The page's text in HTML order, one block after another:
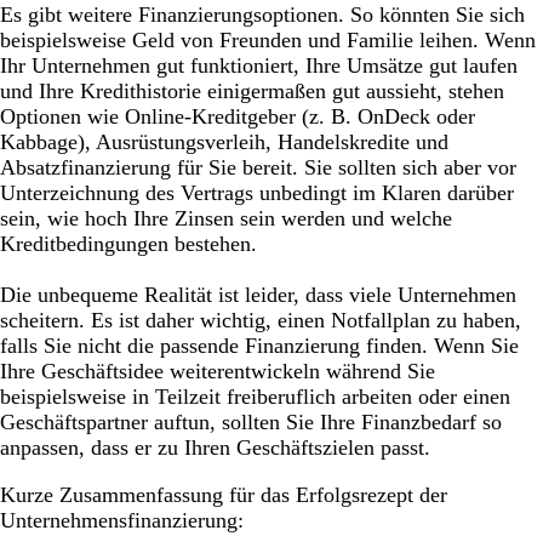
Es gibt weitere Finanzierungsoptionen. So könnten Sie sich
beispielsweise Geld von Freunden und Familie leihen. Wenn
Ihr Unternehmen gut funktioniert, Ihre Umsätze gut laufen
und Ihre Kredithistorie einigermaßen gut aussieht, stehen
Optionen wie Online-Kreditgeber (z. B. OnDeck oder
Kabbage), Ausrüstungsverleih, Handelskredite und
Absatzfinanzierung für Sie bereit. Sie sollten sich aber vor
Unterzeichnung des Vertrags unbedingt im Klaren darüber
sein, wie hoch Ihre Zinsen sein werden und welche
Kreditbedingungen bestehen.
Die unbequeme Realität ist leider, dass viele Unternehmen
scheitern. Es ist daher wichtig, einen Notfallplan zu haben,
falls Sie nicht die passende Finanzierung finden. Wenn Sie
Ihre Geschäftsidee weiterentwickeln während Sie
beispielsweise in Teilzeit freiberuflich arbeiten oder einen
Geschäftspartner auftun, sollten Sie Ihre Finanzbedarf so
anpassen, dass er zu Ihren Geschäftszielen passt.
Kurze Zusammenfassung für das Erfolgsrezept der
Unternehmensfinanzierung: